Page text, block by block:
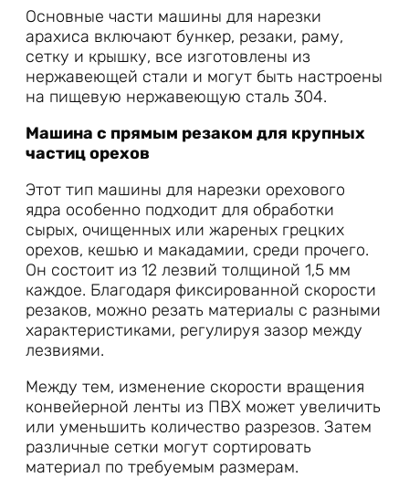
Основные части машины для нарезки
арахиса включают бункер, резаки, раму,
сетку и крышку, все изготовлены из
нержавеющей стали и могут быть настроены
на пищевую нержавеющую сталь 304.
Машина с прямым резаком для крупных
частиц орехов
Этот тип машины для нарезки орехового
ядра особенно подходит для обработки
сырых, очищенных или жареных грецких
орехов, кешью и макадамии, среди прочего.
Он состоит из 12 лезвий толщиной 1,5 мм
каждое. Благодаря фиксированной скорости
резаков, можно резать материалы с разными
характеристиками, регулируя зазор между
лезвиями.
Между тем, изменение скорости вращения
конвейерной ленты из ПВХ может увеличить
или уменьшить количество разрезов. Затем
различные сетки могут сортировать
материал по требуемым размерам.